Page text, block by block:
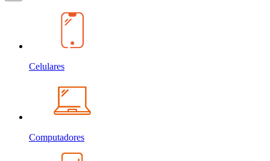
Celulares
Computadores